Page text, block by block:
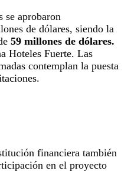
se aprobaron
de dólares, siendo la
59 millones de dólares.
Hoteles Fuerte. Las
contemplan la puesta
financiera también
en el proyecto